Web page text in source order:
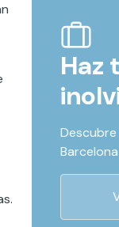
Haz
Barcelona